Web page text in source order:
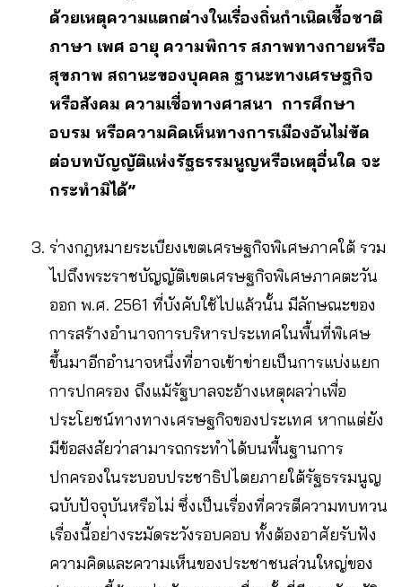
ด้วยเหตุความแตกต่างในเรื่องถิ่นกำเนิดเชื้อชาติ
ภาษา เพศ อายุ ความพิการ สภาพทางกายหรือ
สุขภาพ สถานะของบุคคล ฐานะทางเศรษฐกิจ
หรือสังคม ความเชื่อทางศาสนา การศึกษา
อบรม หรือความคิดเห็นทางการเมืองอันไม่ขัด
ต่อบทบัญญัติแห่งรัฐธรรมนูญหรือเหตุอื่นใด จะ
กระทำมิได้”
ร่างกฎหมายระเบียงเขตเศรษฐกิจพิเศษภาคใต้ รวม
ไปถึงพระราชบัญญัติเขตเศรษฐกิจพิเศษภาคตะวัน
ออก พ.ศ. 2561 ที่บังคับใช้ไปแล้วนั้น มีลักษณะของ
การสร้างอำนาจการบริหารประเทศในพื้นที่พิเศษ
ขึ้นมาอีกอำนาจหนึ่งที่อาจเข้าข่ายเป็นการแบ่งแยก
การปกครอง ถึงแม้รัฐบาลจะอ้างเหตุผลว่าเพื่อ
ประโยชน์ทางทางเศรษฐกิจของประเทศ หากแต่ยัง
มีข้อสงสัยว่าสามารถกระทำได้บนพื้นฐานการ
ปกครองในระบอบประชาธิปไตยภายใต้รัฐธรรมนูญ
ฉบับปัจจุบันหรือไม่ ซึ่งเป็นเรื่องที่ควรตีความทบทวน
เรื่องนี้อย่างระมัดระวังรอบคอบ ทั้งต้องอาศัยรับฟัง
ความคิดและความเห็นของประชาชนส่วนใหญ่ของ